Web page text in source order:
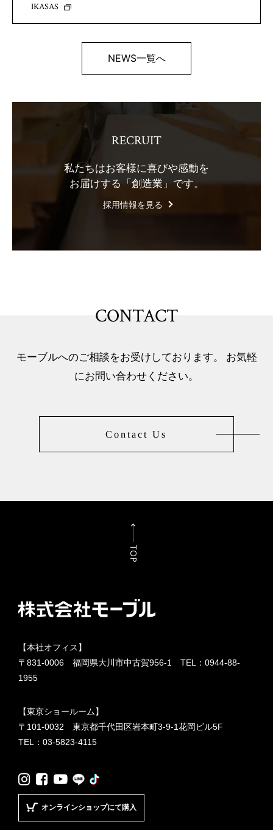
IKASAS
NEWS一覧へ
RECRUIT
私たちはお客様に喜びや感動を
お届けする「創造業」です。
採用情報を見る
CONTACT
モーブルへのご相談をお受けしております。 お気軽
にお問い合わせください。
Contact Us
【本社オフィス】
〒831-0006 福岡県大川市中古賀956-1 TEL： 0944-88-
1955
【東京ショールーム】
〒101-0032 東京都千代田区岩本町3-9-1花岡ビル5F
TEL： 03-5823-4115
Instagram
Facebook
YouTube
LINE
オンラインショップにて購入
TOP